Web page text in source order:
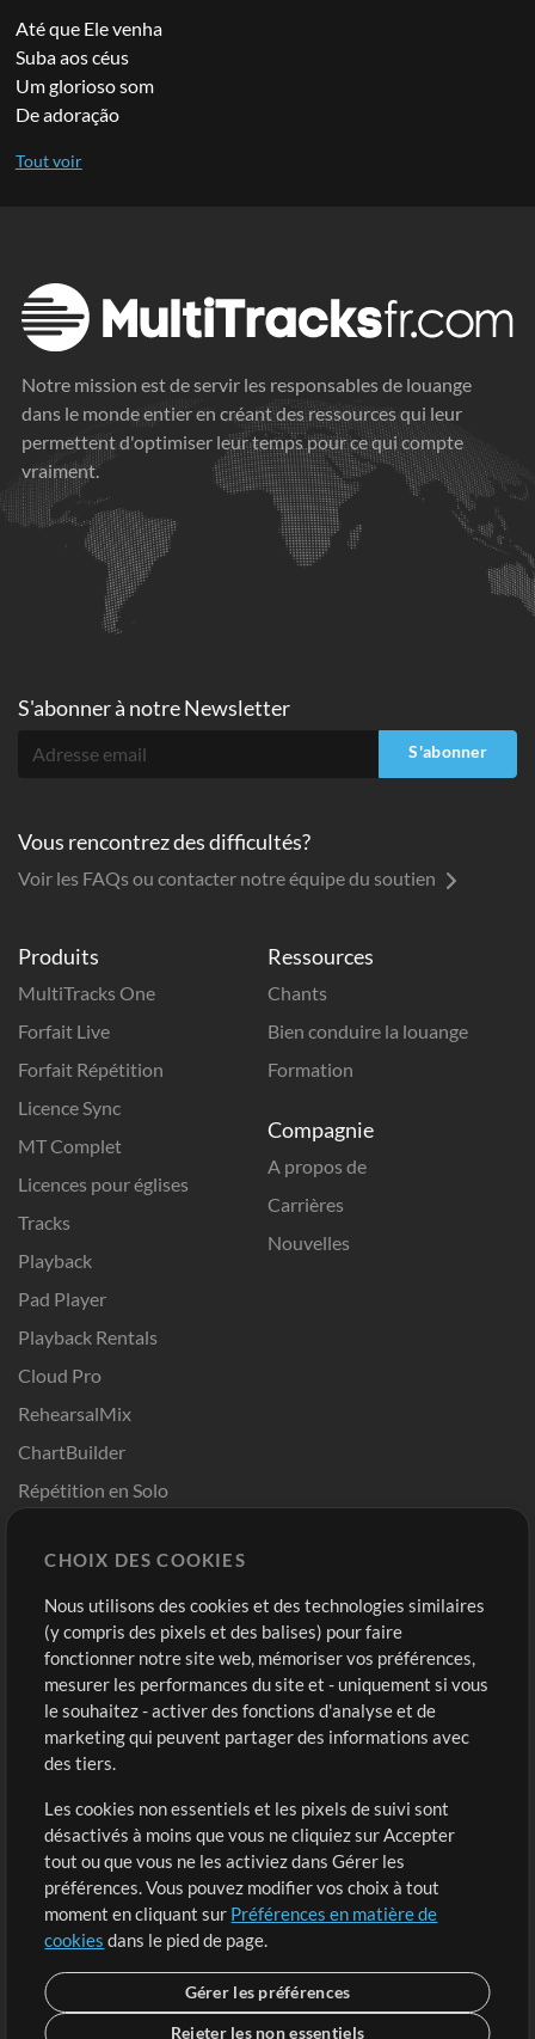
Até que Ele venha
Suba aos céus
Um glorioso som
De adoração
Notre mission est de servir les responsables de louange
dans le monde entier en créant des ressources qui leur
permettent d'optimiser leur temps pour ce qui compte
vraiment.
Produits
MultiTracks One
Forfait Live
Forfait Répétition
Licence Sync
MT Complet
Licences pour églises
Tracks
Playback
Pad Player
Playback Rentals
Cloud Pro
RehearsalMix
ChartBuilder
Répétition en Solo
Modèles ProPresenter
Sons
Ressources
Chants
Bien conduire la louange
Formation
Compagnie
A propos de
Carrières
Nouvelles
Boutique
Acheter des crédits
Contenu gratuit
Demander les pistes
Extras
Sessions
Soumettre votre contenu
Listes de lecture
Conférence MT
Compte
Connexion
S'inscrire
S'abonner à notre Newsletter
S'abonner
Vous rencontrez des difficultés?
Voir les FAQs ou contacter notre équipe du soutien
CHOIX DES COOKIES
Nous utilisons des cookies et des technologies similaires
(y compris des pixels et des balises) pour faire
fonctionner notre site web, mémoriser vos préférences,
mesurer les performances du site et - uniquement si vous
le souhaitez - activer des fonctions d'analyse et de
marketing qui peuvent partager des informations avec
des tiers.
Les cookies non essentiels et les pixels de suivi sont
désactivés à moins que vous ne cliquiez sur Accepter
tout ou que vous ne les activiez dans Gérer les
préférences. Vous pouvez modifier vos choix à tout
moment en cliquant sur Préférences en matière de
cookies dans le pied de page.
Gérer les préférences
Rejeter les non essentiels